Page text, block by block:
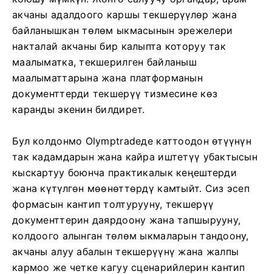
акчаны адалдоого каршы текшерүүлөр жана
байланышкан төлөм ыкмасынын эрежелери
накталай акчаны бир калыпта которуу так
маалыматка, текшерилген байланыш
маалыматтарына жана платформанын
документтерди текшерүү тизмесине көз
каранды экенин билдирет.
Бул колдонмо Olymptradeде каттоодон өтүүнүн
так кадамдарын жана кайра иштетүү убактысын
кыскартуу боюнча практикалык кеңештерди
жана күтүлгөн мөөнөттөрдү камтыйт. Сиз эсеп
формасын кантип толтурууну, текшерүү
документтерин даярдоону жана тапшырууну,
колдоого алынган төлөм ыкмаларын тандоону,
акчаны алуу абалын текшерүүнү жана жалпы
кармоо же четке кагуу сценарийлерин кантип